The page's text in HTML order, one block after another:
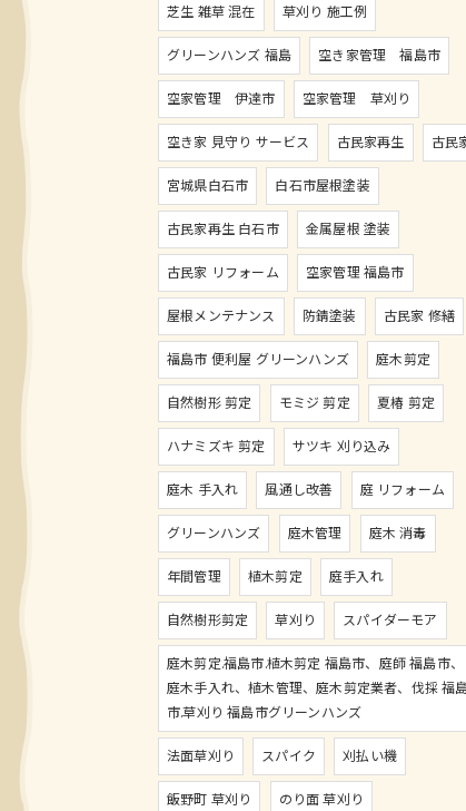
芝生 雑草 混在
草刈り 施工例
グリーンハンズ 福島
空き家管理 福島市
空家管理 伊達市
空家管理 草刈り
空き家 見守り サービス
古民家再生
古民
宮城県白石市
白石市屋根塗装
古民家再生 白石市
金属屋根 塗装
古民家 リフォーム
空家管理 福島市
屋根メンテナンス
防錆塗装
古民家 修繕
福島市 便利屋 グリーンハンズ
庭木剪定
自然樹形 剪定
モミジ 剪定
夏椿 剪定
ハナミズキ 剪定
サツキ 刈り込み
庭木 手入れ
風通し改善
庭 リフォーム
グリーンハンズ
庭木管理
庭木 消毒
年間管理
植木剪定
庭手入れ
自然樹形剪定
草刈り
スパイダーモア
庭木剪定.福島市.植木剪定 福島市、庭師 福島市、
庭木手入れ、植木管理、庭木剪定業者、伐採 福
市.草刈り 福島市グリーンハンズ
法面草刈り
スパイク
刈払い機
飯野町 草刈り
のり面 草刈り